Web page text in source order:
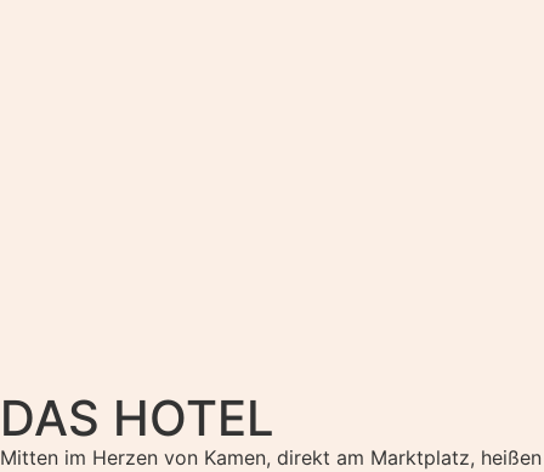
DAS HOTEL
Mitten im Herzen von Kamen, direkt am Marktplatz, heißen